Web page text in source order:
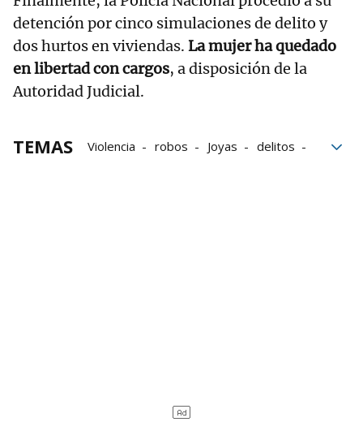
detención por cinco simulaciones de delito y
dos hurtos en viviendas. La mujer ha quedado
en libertad con cargos, a disposición de la
Autoridad Judicial.
TEMAS Violencia robos Joyas
delitos